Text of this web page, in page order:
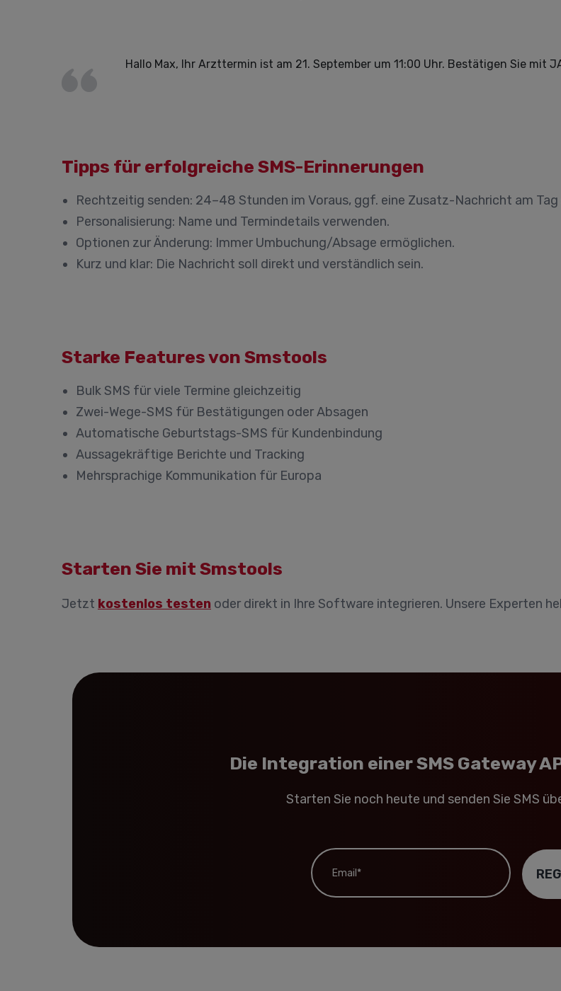
Hallo Max, Ihr Arzttermin ist am 21. September um 11:00 Uhr. Bestätigen Sie mit
Tipps für erfolgreiche SMS-Erinnerungen
Rechtzeitig senden: 24–48 Stunden im Voraus, ggf. eine Zusatz-Nachricht am
Personalisierung: Name und Termindetails verwenden.
Optionen zur Änderung: Immer Umbuchung/Absage ermöglichen.
Kurz und klar: Die Nachricht soll direkt und verständlich sein.
Starke Features von Smstools
Bulk SMS für viele Termine gleichzeitig
Zwei-Wege-SMS für Bestätigungen oder Absagen
Automatische Geburtstags-SMS für Kundenbindung
Aussagekräftige Berichte und Tracking
Mehrsprachige Kommunikation für Europa
Starten Sie mit Smstools
Jetzt kostenlos testen oder direkt in Ihre Software integrieren. Unsere Experten
Die Integration einer SMS Gateway
Starten Sie noch heute und senden Sie SMS
Email*